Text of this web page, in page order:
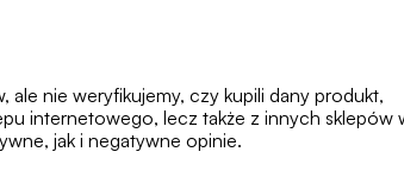
nie weryfikujemy, czy kupili dany produkt,
internetowego, lecz także z innych sklepów
jak i negatywne opinie.